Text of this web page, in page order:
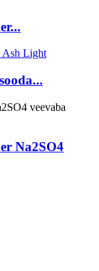
Na2SO4